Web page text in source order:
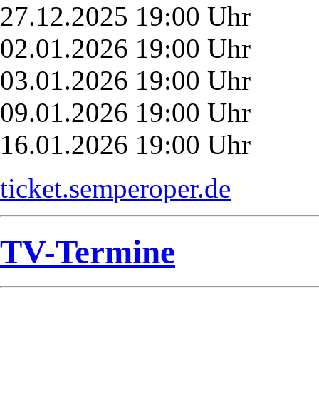
27.12.2025 19:00 Uhr
02.01.2026 19:00 Uhr
03.01.2026 19:00 Uhr
09.01.2026 19:00 Uhr
16.01.2026 19:00 Uhr
ticket.semperoper.de
TV-Termine